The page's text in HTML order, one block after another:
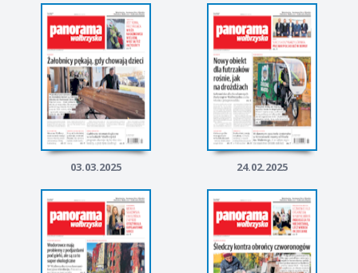
03.03.2025 24.02.2025